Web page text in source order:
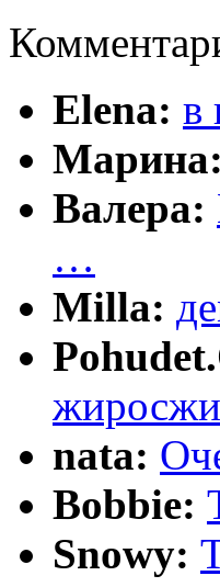
Elena: в
Марина:
Валера:
…
Milla:
nata:
Bobbie:
Snowy: